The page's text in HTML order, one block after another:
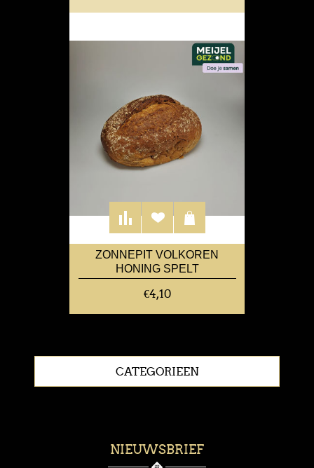
ZONNEPIT VOLKOREN
HONING SPELT
€4,10
CATEGORIEEN
NIEUWSBRIEF